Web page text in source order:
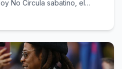
No Circula sabatino, el
(SEDEMA) restringe el
para controlar los índices de
del Valle de
deberá comprobar la